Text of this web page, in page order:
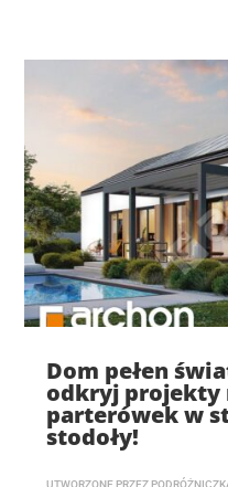
Dom pełen
odkryj projekty
parterówek w
stodoły!
UTWORZONE PRZEZ